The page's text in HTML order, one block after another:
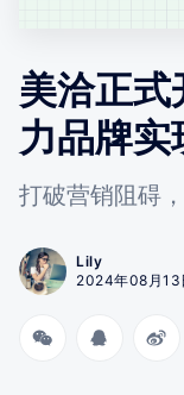
美洽正式
力品牌实
打破营销阻碍
Lily
2024年08月13